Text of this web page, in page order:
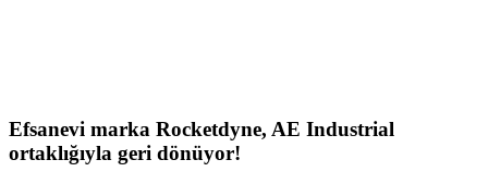
Efsanevi marka Rocketdyne, AE Industrial
ortaklığıyla geri dönüyor!